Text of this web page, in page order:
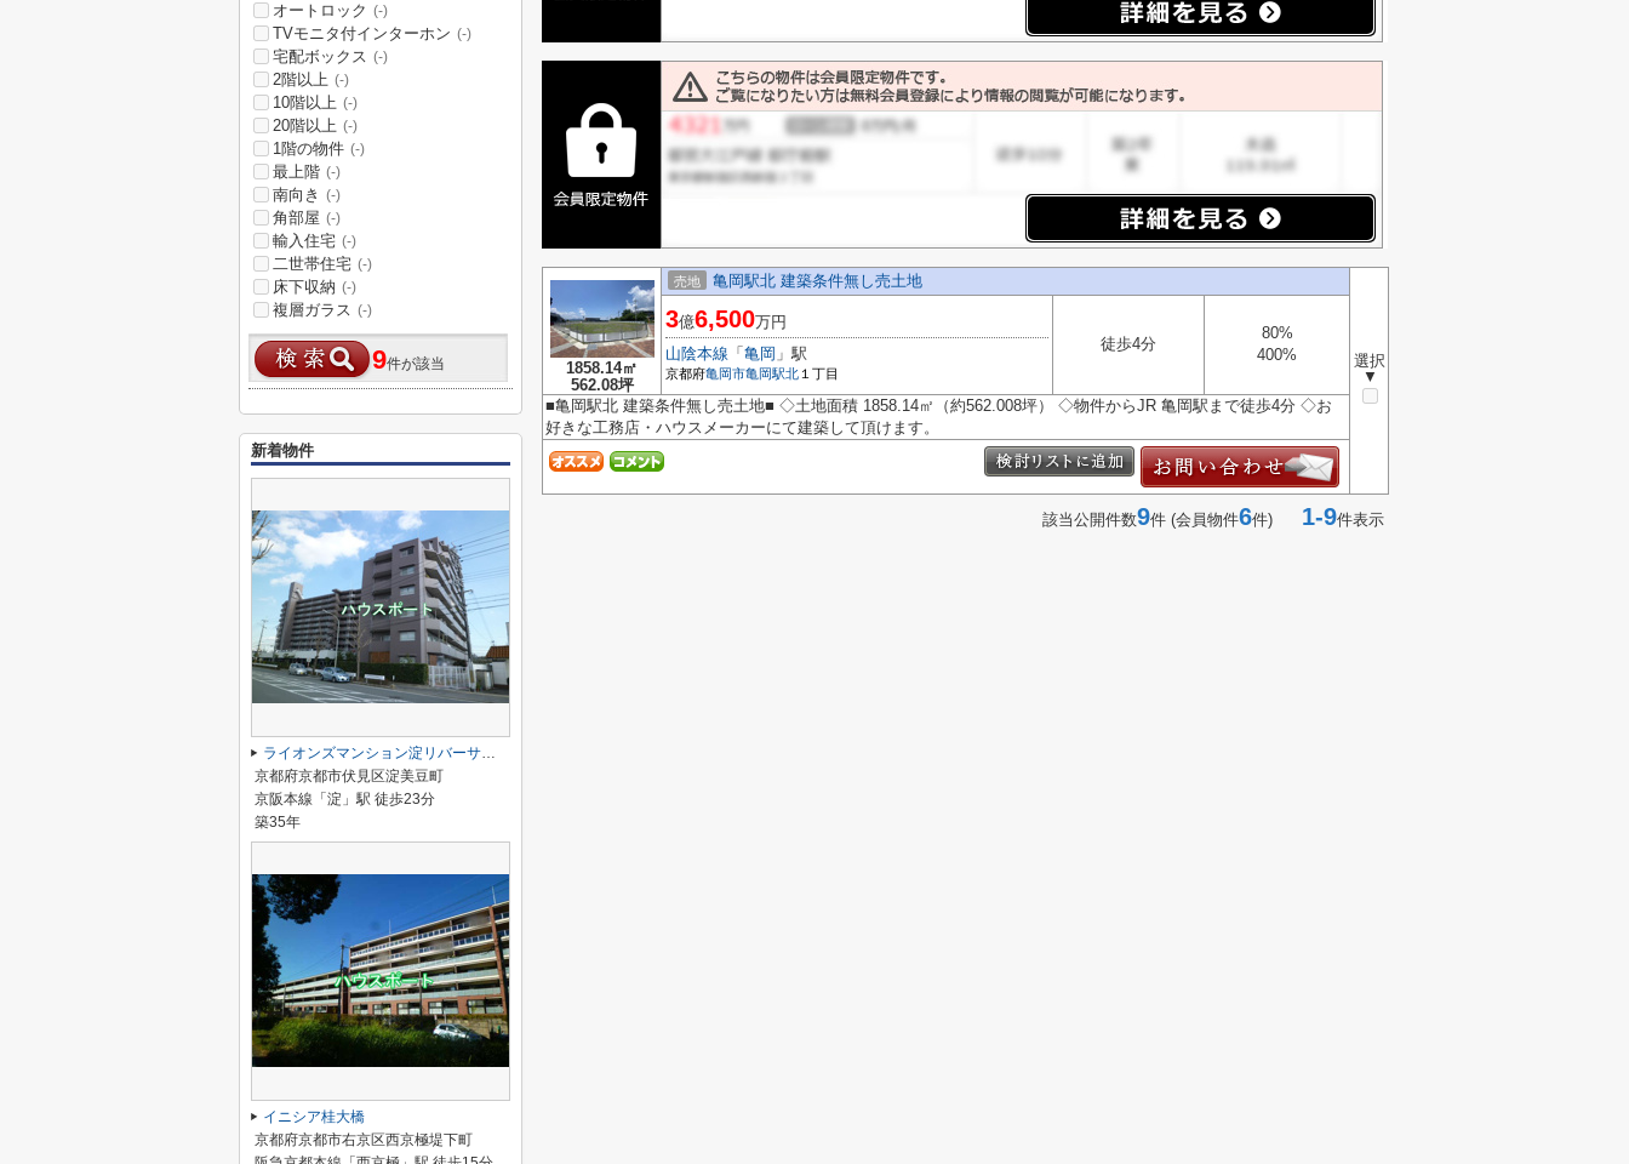
1858.14㎡
562.08坪
売地 亀岡駅北 建築条件無し売土地
選択
▼
3億6,500万円
山陰本線 「 亀岡 」駅
京都府亀岡市亀岡駅北 １丁目
徒歩4分
80%
400%
■亀岡駅北 建築条件無し売土地■ ◇土地面積 1858.14㎡（約562.008坪） ◇物件からJR 亀岡駅まで徒歩4分 ◇お
好きな工務店・ハウスメーカーにて建築して頂けます。
該当公開件数9件 (会員物件6件) 1-9件表示
オートロック (-)
TVモニタ付インターホン (-)
宅配ボックス (-)
2階以上 (-)
10階以上 (-)
20階以上 (-)
1階の物件 (-)
最上階 (-)
南向き (-)
角部屋 (-)
輸入住宅 (-)
二世帯住宅 (-)
床下収納 (-)
複層ガラス (-)
9件が該当
新着物件
ライオンズマンション淀リバーサイド
京都府京都市伏見区淀美豆町
京阪本線「淀」駅 徒歩23分
築35年
イニシア桂大橋
京都府京都市右京区西京極堤下町